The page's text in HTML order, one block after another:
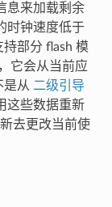
息来加载剩余
时钟速度低于
部分 flash 模
它会从当前应
是从 二级引导
这些数据重新
去更改当前使